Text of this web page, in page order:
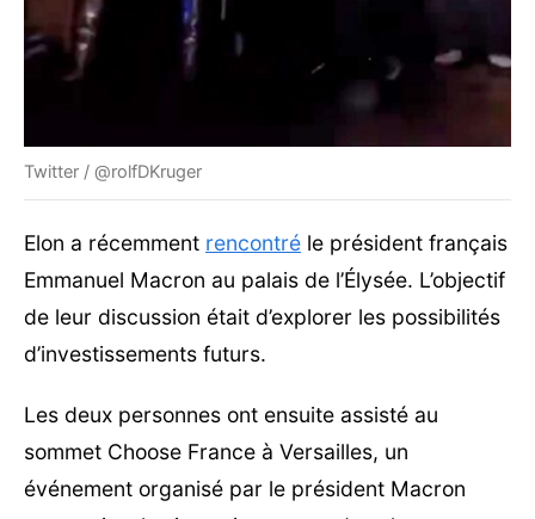
Twitter / @rolfDKruger
Elon a récemment rencontré le président français
Emmanuel Macron au palais de l’Élysée. L’objectif
de leur discussion était d’explorer les possibilités
d’investissements futurs.
Les deux personnes ont ensuite assisté au
sommet Choose France à Versailles, un
événement organisé par le président Macron